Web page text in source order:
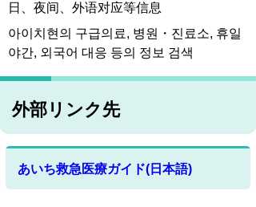
日、夜间、外语对应等信息
아이치현의 구급의료, 병원・진료소, 휴일
야간, 외국어 대응 등의 정보 검색
外部リンク先
あいち救急医療ガイド(日本語)